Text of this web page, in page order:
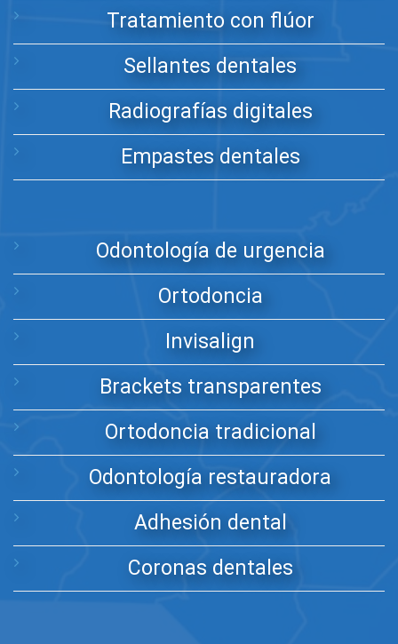
Tratamiento con flúor
Sellantes dentales
Radiografías digitales
Empastes dentales
Odontología de urgencia
Ortodoncia
Invisalign
Brackets transparentes
Ortodoncia tradicional
Odontología restauradora
Adhesión dental
Coronas dentales